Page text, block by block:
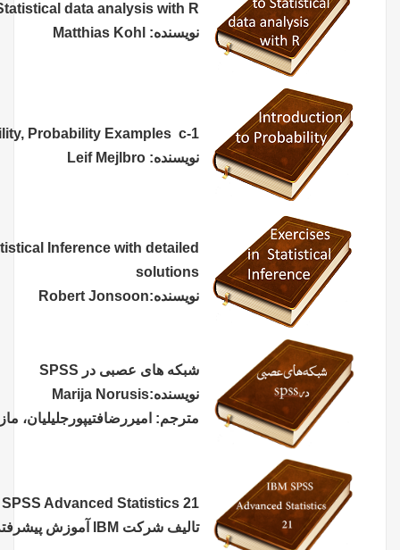
Introduction to Statistical data analysis with R
نویسنده: Matthias Kohl
Introduction to Probability, Probability Examples c-1
نویسنده:Leif Mejlbro
Exercises in Statistical Inference with detailed
solutions
نویسنده:Robert Jonsoon
شبکه های عصبی در SPSS
نویسنده:Marija Norusis
مترجم: اميررضافتيپورجليليان، مازيارنجبا
IBM SPSS Advanced Statistics 21
تالیف شرکتIBM آموزش پیشرفته